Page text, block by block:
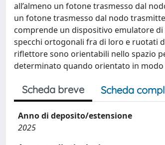
all’almeno un fotone trasmesso dal
un fotone trasmesso dal nodo
comprende un dispositivo emulatore
specchi ortogonali fra di loro e ruotati
riflettore sono orientabili nello spazio
determinato quando orientato in
Scheda breve Scheda
Anno di deposito/estensione
2025